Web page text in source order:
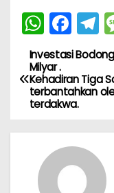
W
h
a
ts
A
p
p
F
a
c
e
b
o
o
k
T
e
N
a
Investasi Bodong
Milyar .
Kehadiran Tiga
terbantahkan
terdakwa.